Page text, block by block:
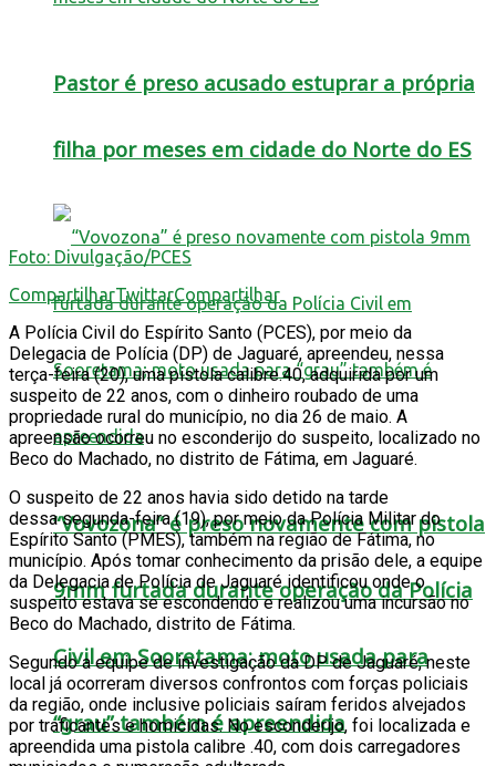
Pastor é preso acusado estuprar a própria
filha por meses em cidade do Norte do ES
“Vovozona” é preso novamente com pistola
9mm furtada durante operação da Polícia
Civil em Sooretama; moto usada para
“grau” também é apreendida
Foto: Divulgação/PCES
CompartilharTwittarCompartilhar
A Polícia Civil do Espírito Santo (PCES), por meio da
Delegacia de Polícia (DP) de Jaguaré, apreendeu, nessa
terça-feira (20), uma pistola calibre.40, adquirida por um
suspeito de 22 anos, com o dinheiro roubado de uma
propriedade rural do município, no dia 26 de maio. A
apreensão ocorreu no esconderijo do suspeito, localizado no
Beco do Machado, no distrito de Fátima, em Jaguaré.
O suspeito de 22 anos havia sido detido na tarde
dessa segunda-feira (19), por meio da Polícia Militar do
Espírito Santo (PMES), também na região de Fátima, no
município. Após tomar conhecimento da prisão dele, a equipe
da Delegacia de Polícia de Jaguaré identificou onde o
suspeito estava se escondendo e realizou uma incursão no
Beco do Machado, distrito de Fátima.
Segundo a equipe de investigação da DP de Jaguaré, neste
local já ocorreram diversos confrontos com forças policiais
da região, onde inclusive policiais saíram feridos alvejados
por traficantes e homicidas. No esconderijo, foi localizada e
apreendida uma pistola calibre .40, com dois carregadores